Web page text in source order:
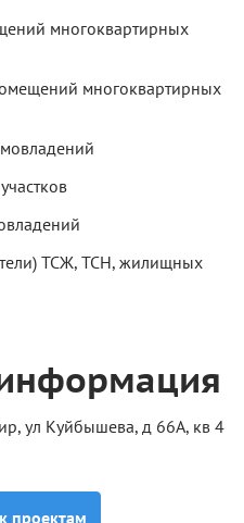
многоквартирных
многоквартирных
ТСЖ, ТСН, жилищных
ул Куйбышева, д 66А, кв 4
проектам